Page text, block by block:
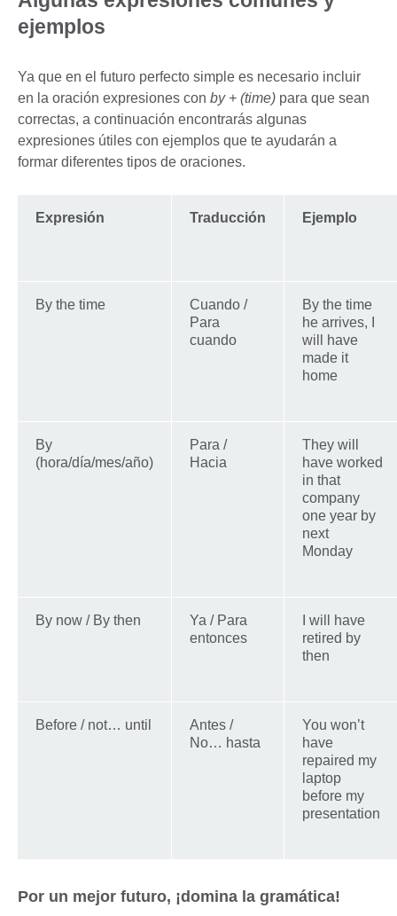
ejemplos
Ya que en el futuro perfecto simple es necesario incluir
en la oración expresiones con by + (time) para que sean
correctas, a continuación encontrarás algunas
expresiones útiles con ejemplos que te ayudarán a
formar diferentes tipos de oraciones.
Expresión Traducción Ejemplo
By the time
Cuando /
Para
cuando
By the time
he arrives, I
will have
made it
home
By
(hora/día/mes/año)
Para /
Hacia
They will
have worked
in that
company
one year by
next
Monday
By now / By then
Ya / Para
entonces
I will have
retired by
then
Before / not… until
Antes /
No… hasta
You won’t
have
repaired my
laptop
before my
presentation
Por un mejor futuro, ¡domina la gramática!